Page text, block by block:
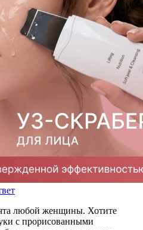
любой женщины. Хотите
с прорисованными